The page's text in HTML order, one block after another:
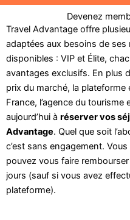
Devenez
Travel Advantage offre
adaptées aux besoins de
disponibles : VIP et Élite,
avantages exclusifs. En plus
prix du marché, la
France, l’agence du
aujourd’hui à réserver vos
Advantage. Quel que soit
c’est sans engagement.
pouvez vous faire
jours (sauf si vous avez
plateforme).